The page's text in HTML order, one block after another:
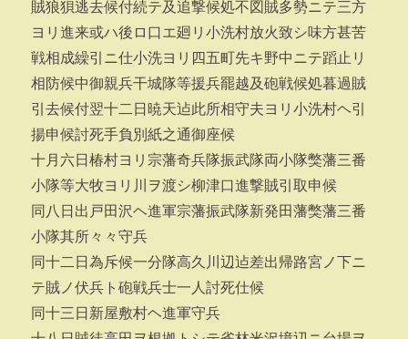
賊狼狽逃去候付続テ及追撃候処不図賊多勢ニテ三方
ヨリ進来或ハ後ロ口エ廻リ小洗村放火致シ味方甚苦
戦相成繰引ニ仕小洗ヨリ四五町先キ野中ニテ蹈止リ
相防候中御親兵干城隊等援兵罷越及砲戦候処暮過賊
引去候付翌十二日暁天迠此所相守夫ヨリ小洗村ヘ引
揚申候討死手負別紙之通御座候
十月六日椿村ヨリ宗藩奇兵隊振武隊両小隊獘藩三番
小隊等大牧ヨリ川ヲ渡シ柳津口進撃賊引取申候
同八日出戸田沢ヘ進軍宗藩振武隊新発田藩獘藩三番
小隊其所々々守兵
同十二日為斥候一分隊高久川辺迠差出帰路宮ノ下ニ
テ賊ノ伏兵ト砲戦兵士一人討死仕候
同十三日新屋敷村ヘ進軍守兵